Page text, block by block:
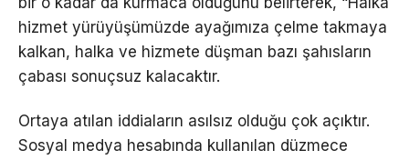
hizmet yürüyüşümüzde ayağımıza çelme takmaya
kalkan, halka ve hizmete düşman bazı şahısların
çabası sonuçsuz kalacaktır.
Ortaya atılan iddiaların asılsız olduğu çok açıktır.
Sosyal medya hesabında kullanılan düzmece